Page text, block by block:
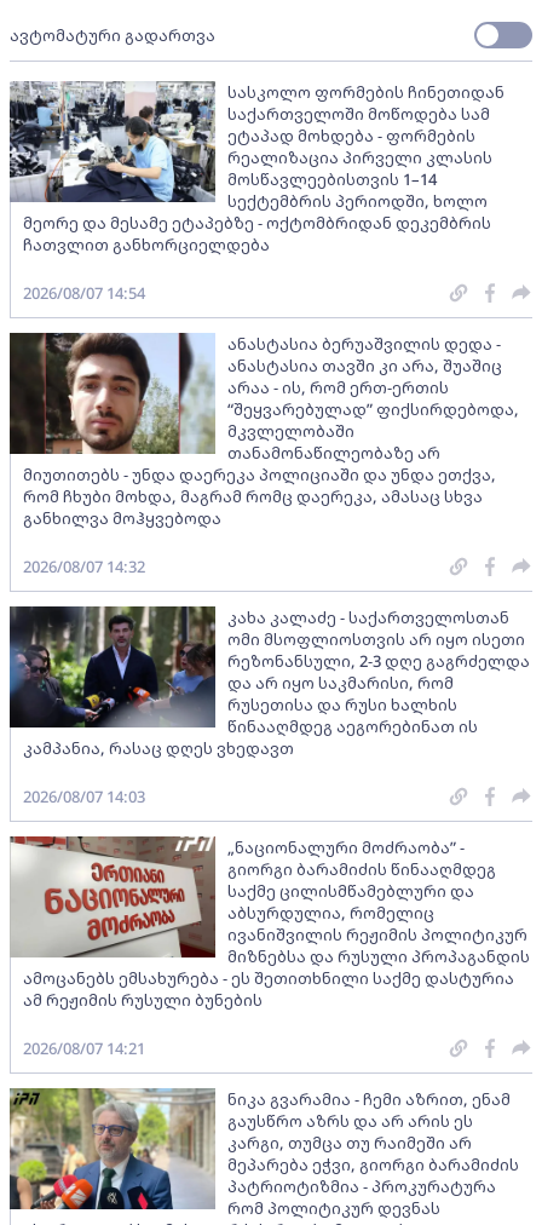
ავტომატური გადართვა
სასკოლო ფორმების ჩინეთიდან
საქართველოში მოწოდება სამ
ეტაპად მოხდება - ფორმების
რეალიზაცია პირველი კლასის
მოსწავლეებისთვის 1–14
სექტემბრის პერიოდში, ხოლო
მეორე და მესამე ეტაპებზე - ოქტომბრიდან დეკემბრის
ჩათვლით განხორციელდება
2026/08/07 14:54
ანასტასია ბერუაშვილის დედა -
ანასტასია თავში კი არა, შუაშიც
არაა - ის, რომ ერთ-ერთის
“შეყვარებულად” ფიქსირდებოდა,
მკვლელობაში
თანამონაწილეობაზე არ
მიუთითებს - უნდა დაერეკა პოლიციაში და უნდა ეთქვა,
რომ ჩხუბი მოხდა, მაგრამ რომც დაერეკა, ამასაც სხვა
განხილვა მოჰყვებოდა
2026/08/07 14:32
კახა კალაძე - საქართველოსთან
ომი მსოფლიოსთვის არ იყო ისეთი
რეზონანსული, 2-3 დღე გაგრძელდა
და არ იყო საკმარისი, რომ
რუსეთისა და რუსი ხალხის
წინააღმდეგ აეგორებინათ ის
კამპანია, რასაც დღეს ვხედავთ
2026/08/07 14:03
„ნაციონალური მოძრაობა” -
გიორგი ბარამიძის წინააღმდეგ
საქმე ცილისმწამებლური და
აბსურდულია, რომელიც
ივანიშვილის რეჟიმის პოლიტიკურ
მიზნებსა და რუსული პროპაგანდის
ამოცანებს ემსახურება - ეს შეთითხნილი საქმე დასტურია
ამ რეჟიმის რუსული ბუნების
2026/08/07 14:21
ნიკა გვარამია - ჩემი აზრით, ენამ
გაუსწრო აზრს და არ არის ეს
კარგი, თუმცა თუ რაიმეში არ
მეპარება ეჭვი, გიორგი ბარამიძის
პატრიოტიზმია - პროკურატურა
რომ პოლიტიკურ დევნას